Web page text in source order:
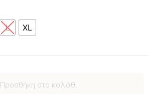
L XL
Προσθήκη στο καλάθι